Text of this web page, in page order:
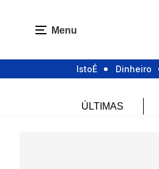
Menu
IstoÉ Dinheiro
ÚLTIMAS